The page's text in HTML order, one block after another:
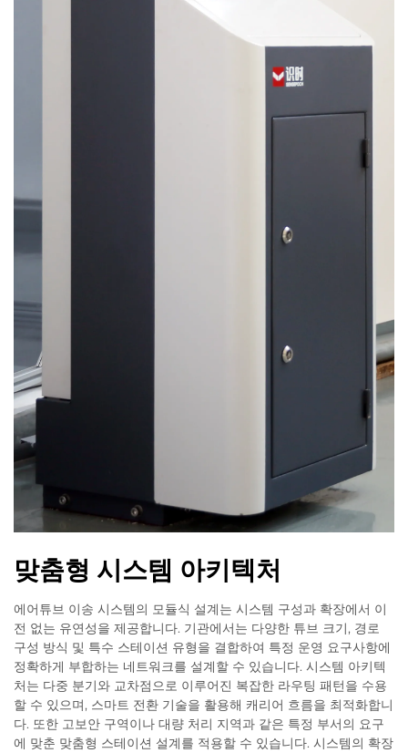
맞춤형 시스템 아키텍처
에어튜브 이송 시스템의 모듈식 설계는 시스템 구성과 확장에서 이
전 없는 유연성을 제공합니다. 기관에서는 다양한 튜브 크기, 경로
구성 방식 및 특수 스테이션 유형을 결합하여 특정 운영 요구사항에
정확하게 부합하는 네트워크를 설계할 수 있습니다. 시스템 아키텍
처는 다중 분기와 교차점으로 이루어진 복잡한 라우팅 패턴을 수용
할 수 있으며, 스마트 전환 기술을 활용해 캐리어 흐름을 최적화합니
다. 또한 고보안 구역이나 대량 처리 지역과 같은 특정 부서의 요구
에 맞춘 맞춤형 스테이션 설계를 적용할 수 있습니다. 시스템의 확장